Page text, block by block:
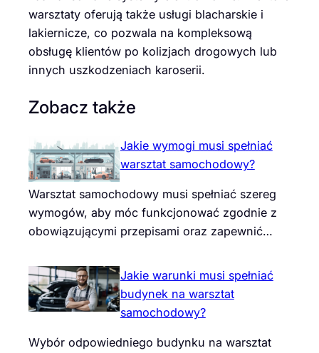
warsztaty oferują także usługi blacharskie i
lakiernicze, co pozwala na kompleksową
obsługę klientów po kolizjach drogowych lub
innych uszkodzeniach karoserii.
Zobacz także
Jakie wymogi musi spełniać
warsztat samochodowy?
Warsztat samochodowy musi spełniać szereg
wymogów, aby móc funkcjonować zgodnie z
obowiązującymi przepisami oraz zapewnić…
Jakie warunki musi spełniać
budynek na warsztat
samochodowy?
Wybór odpowiedniego budynku na warsztat